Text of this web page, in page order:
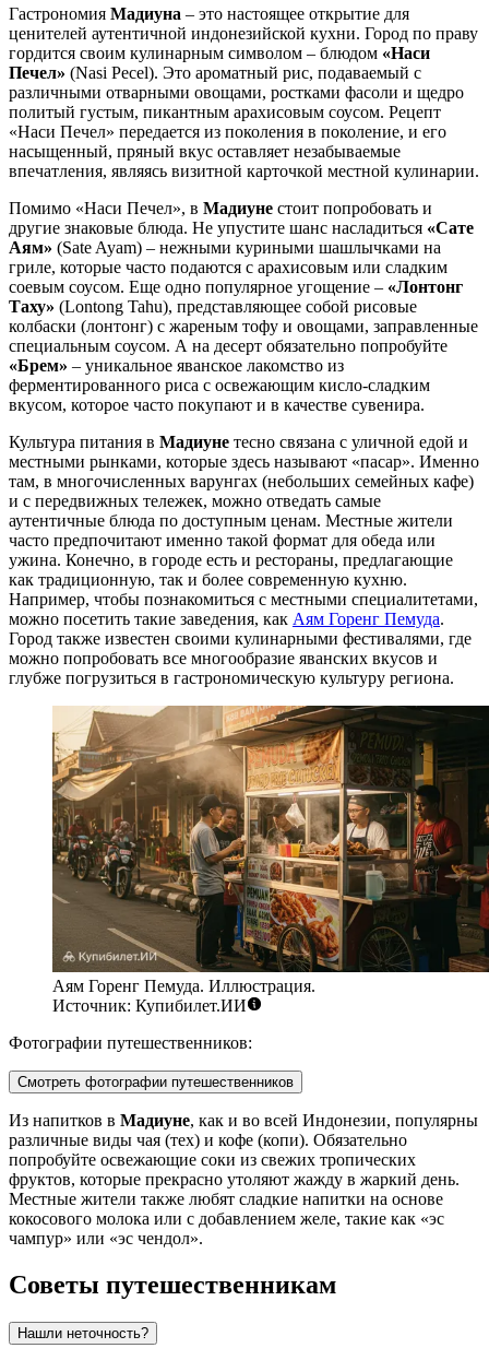
Гастрономия Мадиуна – это настоящее открытие для
ценителей аутентичной индонезийской кухни. Город по праву
гордится своим кулинарным символом – блюдом «Наси
Печел» (Nasi Pecel). Это ароматный рис, подаваемый с
различными отварными овощами, ростками фасоли и щедро
политый густым, пикантным арахисовым соусом. Рецепт
«Наси Печел» передается из поколения в поколение, и его
насыщенный, пряный вкус оставляет незабываемые
впечатления, являясь визитной карточкой местной кулинарии.
Помимо «Наси Печел», в Мадиуне стоит попробовать и
другие знаковые блюда. Не упустите шанс насладиться «Сате
Аям» (Sate Ayam) – нежными куриными шашлычками на
гриле, которые часто подаются с арахисовым или сладким
соевым соусом. Еще одно популярное угощение – «Лонтонг
Таху» (Lontong Tahu), представляющее собой рисовые
колбаски (лонтонг) с жареным тофу и овощами, заправленные
специальным соусом. А на десерт обязательно попробуйте
«Брем» – уникальное яванское лакомство из
ферментированного риса с освежающим кисло-сладким
вкусом, которое часто покупают и в качестве сувенира.
Культура питания в Мадиуне тесно связана с уличной едой и
местными рынками, которые здесь называют «пасар». Именно
там, в многочисленных варунгах (небольших семейных кафе)
и с передвижных тележек, можно отведать самые
аутентичные блюда по доступным ценам. Местные жители
часто предпочитают именно такой формат для обеда или
ужина. Конечно, в городе есть и рестораны, предлагающие
как традиционную, так и более современную кухню.
Например, чтобы познакомиться с местными специалитетами,
можно посетить такие заведения, как Аям Горенг Пемуда.
Город также известен своими кулинарными фестивалями, где
можно попробовать все многообразие яванских вкусов и
глубже погрузиться в гастрономическую культуру региона.
Аям Горенг Пемуда. Иллюстрация.
Источник: Купибилет.ИИ
Фотографии путешественников:
Смотреть фотографии путешественников
Из напитков в Мадиуне, как и во всей Индонезии, популярны
различные виды чая (тех) и кофе (копи). Обязательно
попробуйте освежающие соки из свежих тропических
фруктов, которые прекрасно утоляют жажду в жаркий день.
Местные жители также любят сладкие напитки на основе
кокосового молока или с добавлением желе, такие как «эс
чампур» или «эс чендол».
Советы путешественникам
Нашли неточность?